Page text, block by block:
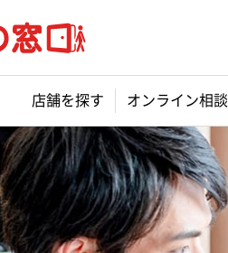
店舗を探す オンライン相談